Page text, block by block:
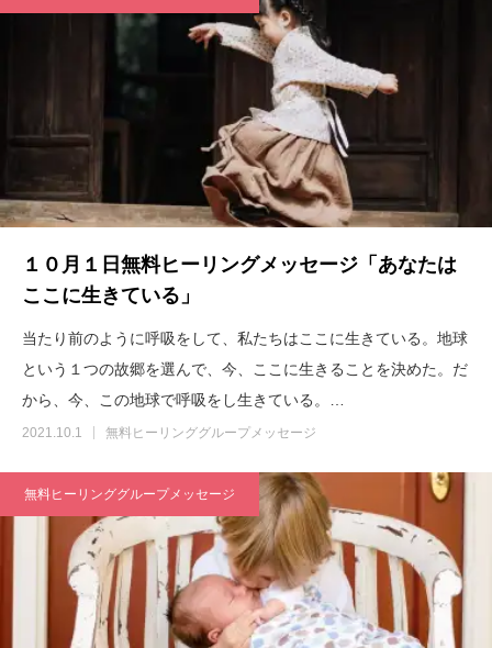
１０月１日無料ヒーリングメッセージ「あなたは
ここに生きている」
当たり前のように呼吸をして、私たちはここに生きている。地球
という１つの故郷を選んで、今、ここに生きることを決めた。だ
から、今、この地球で呼吸をし生きている。…
2021.10.1 無料ヒーリンググループメッセージ
無料ヒーリンググループメッセージ